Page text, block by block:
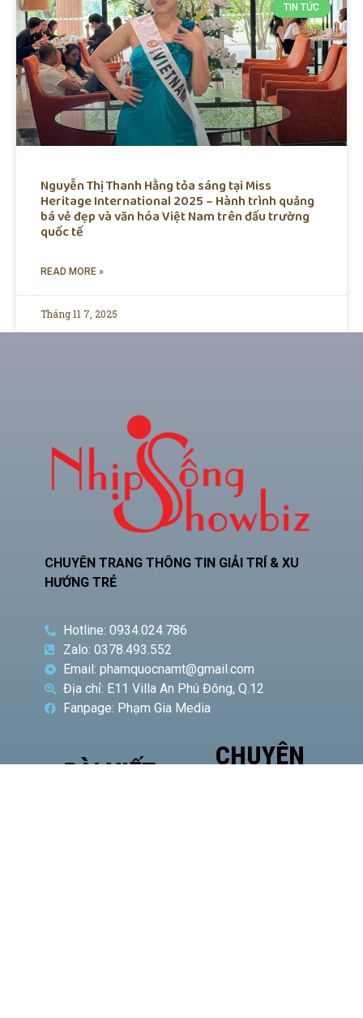
TIN TỨC
Nguyễn Thị Thanh Hằng tỏa sáng tại Miss
Heritage International 2025 – Hành trình quảng
bá vẻ đẹp và văn hóa Việt Nam trên đấu trường
quốc tế
READ MORE »
Tháng 11 7, 2025
CHUYÊN TRANG THÔNG TIN GIẢI TRÍ & XU
HƯỚNG TRẺ
Hotline: 0934.024.786
Zalo: 0378.493.552
Email: phamquocnamt@gmail.com
Địa chỉ: E11 Villa An Phú Đông, Q.12
Fanpage: Phạm Gia Media
BÀI VIẾT
CHUYÊN